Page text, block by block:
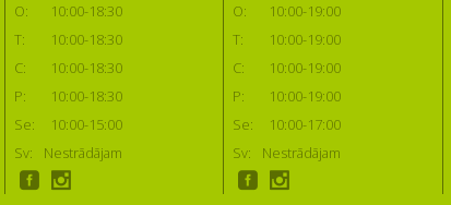
O:
10:00-18:30
T:
10:00-18:30
C:
10:00-18:30
P:
10:00-18:30
Se:
10:00-15:00
Sv:
Nestrādājam
O:
10:00-19:00
T:
10:00-19:00
C:
10:00-19:00
P:
10:00-19:00
Se:
10:00-17:00
Sv:
Nestrādājam